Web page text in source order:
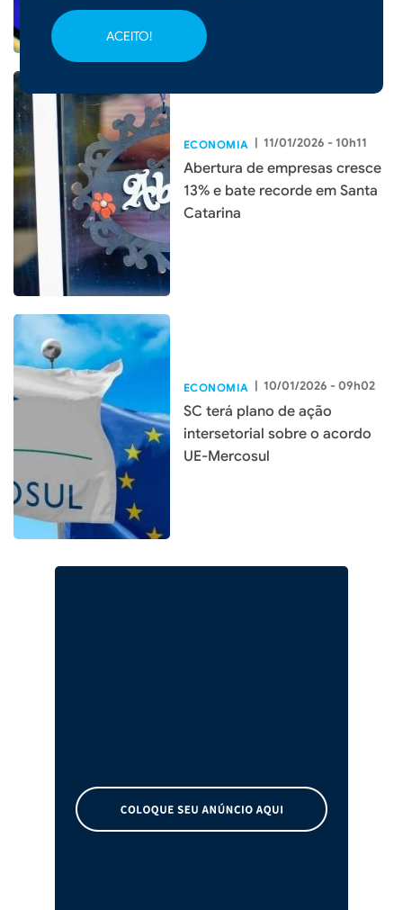
ACEITO!
ECONOMIA | 11/01/2026 - 10h11
Abertura de empresas cresce
13% e bate recorde em Santa
Catarina
ECONOMIA | 10/01/2026 - 09h02
SC terá plano de ação
intersetorial sobre o acordo
UE-Mercosul